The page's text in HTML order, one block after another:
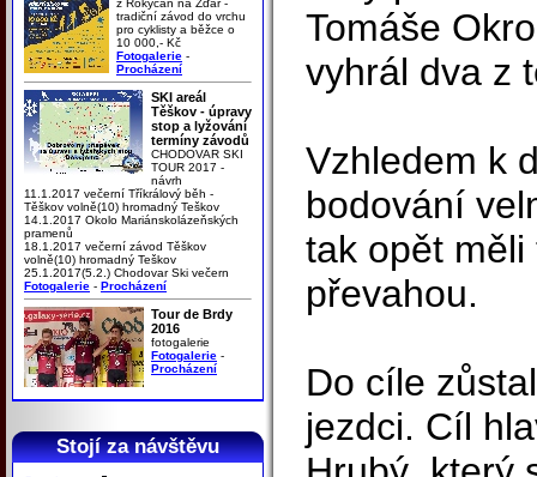
z Rokycan na Žďár -
tradiční závod do vrchu
pro cyklisty a běžce o
10 000,- Kč
Fotogalerie -
Procházení
SKI areál
Těškov - úpravy
stop a lyžování
termíny závodů
CHODOVAR SKI
TOUR 2017 -
návrh
11.1.2017 večerní Tříkrálový běh -
Těškov volně(10) hromadný Teškov
14.1.2017 Okolo Mariánskolázeňských
pramenů
18.1.2017 večerní závod Těškov
volně(10) hromadný Teškov
25.1.2017(5.2.) Chodovar Ski večern
Fotogalerie - Procházení
Tour de Brdy
2016
fotogalerie
Fotogalerie -
Procházení
Stojí za návštěvu
Tomáše
vyhrál dva z
Vzhledem k
bodování
tak opět
převahou.
Do cíle
jezdci. Cíl